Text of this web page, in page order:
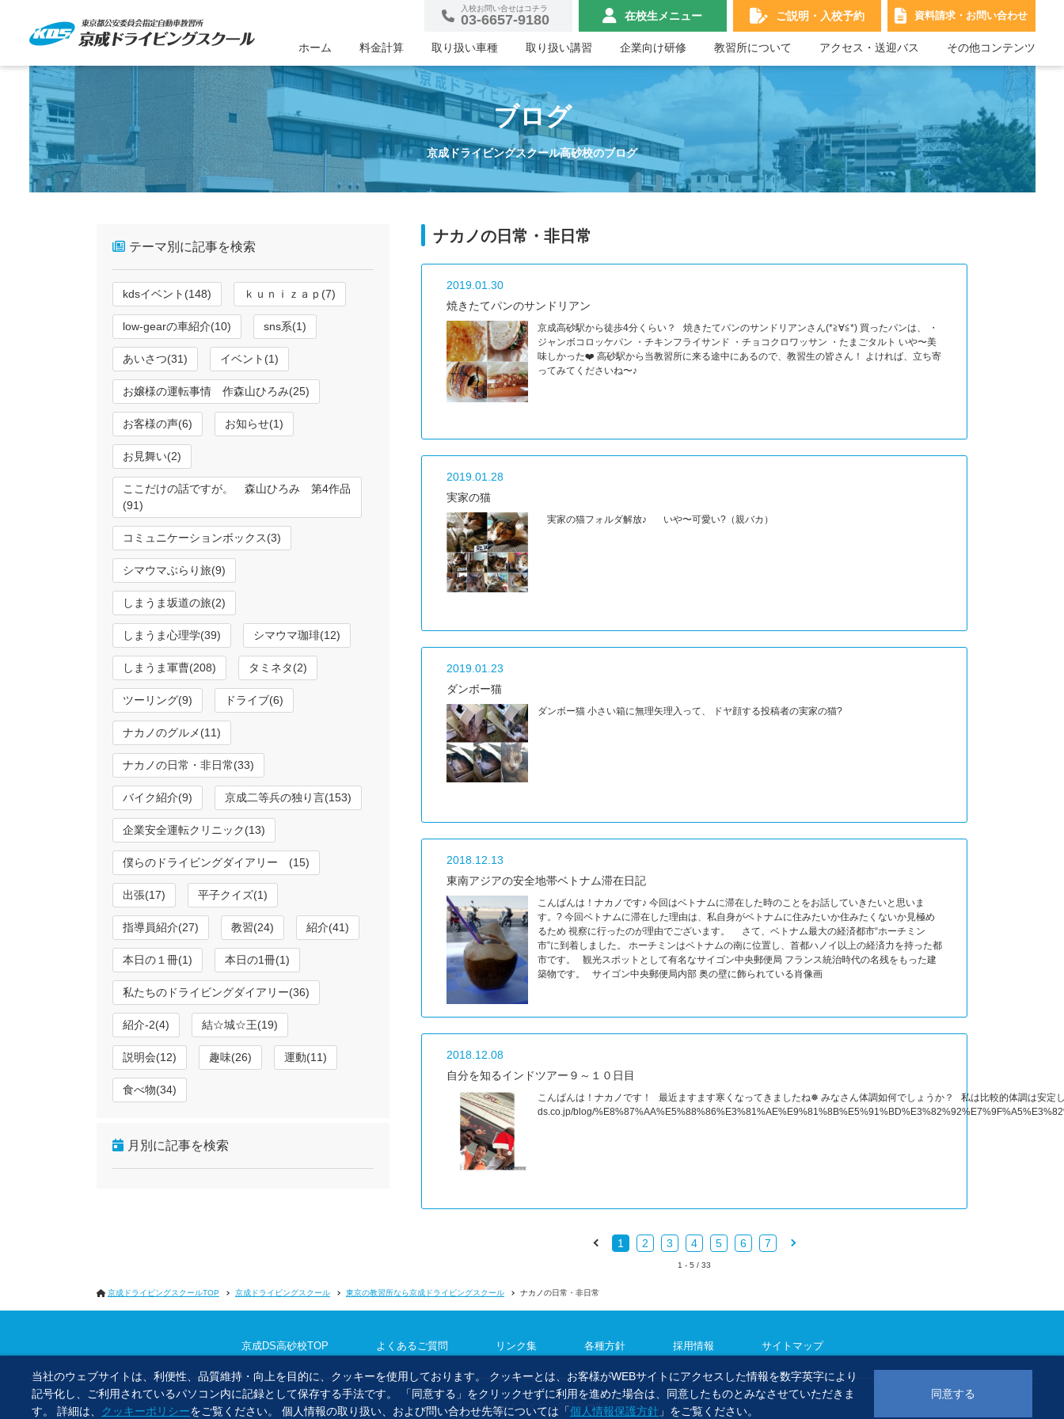
入校お問い合せはコチラ
03-6657-9180 在校生 メニュー ご説明・ 入校予約 資料請求・ お問い合わせ
ホーム 料金計算 取り扱い車種 取り扱い講習 企業向け研修 教習所について アクセス・送迎バス その他コンテンツ
ブログ
京成ドライビングスクール高砂校のブログ
ナカノの日常・非日常
2019.01.30
焼きたてパンのサンドリアン
京成高砂駅から徒歩4分くらい？ 焼きたてパンのサンドリアンさん(*≧∀≦*) 買ったパンは、 ・
ジャンボコロッケパン ・チキンフライサンド ・チョコクロワッサン ・たまごタルト いや〜美
味しかった❤️ 高砂駅から当教習所に来る途中にあるので、教習生の皆さん！ よければ、立ち寄
ってみてくださいね〜♪
2019.01.28
実家の猫
実家の猫フォルダ解放♪ いや〜可愛い?（親バカ）
2019.01.23
ダンボー猫
ダンボー猫 小さい箱に無理矢理入って、 ドヤ顔する投稿者の実家の猫?
2018.12.13
東南アジアの安全地帯ベトナム滞在日記
こんばんは！ナカノです♪ 今回はベトナムに滞在した時のことをお話していきたいと思いま
す。? 今回ベトナムに滞在した理由は、私自身がベトナムに住みたいか住みたくないか見極め
るため 視察に行ったのが理由でございます。 さて、ベトナム最大の経済都市“ホーチミン
市”に到着しました。 ホーチミンはベトナムの南に位置し、首都ハノイ以上の経済力を持った都
市です。 観光スポットとして有名なサイゴン中央郵便局 フランス統治時代の名残をもった建
築物です。 サイゴン中央郵便局内部 奥の壁に飾られている肖像画
2018.12.08
自分を知るインドツアー９～１０日目
こんばんは！ナカノです！ 最近ますます寒くなってきましたね❅ みなさん体調如何でしょうか？ 私は比較的体調は安
ds.co.jp/blog/
1 2 3 4 5 6 7
1 - 5 / 33
テーマ別に記事を検索
kdsイベント(148) ｋｕｎｉｚａｐ(7)
low-gearの車紹介(10) sns系(1)
あいさつ(31) イベント(1)
お嬢様の運転事情 作森山ひろみ(25)
お客様の声(6) お知らせ(1)
お見舞い(2)
ここだけの話ですが。 森山ひろみ 第4作品
(91)
コミュニケーションボックス(3)
シマウマぶらり旅(9)
しまうま坂道の旅(2)
しまうま心理学(39) シマウマ珈琲(12)
しまうま軍曹(208) タミネタ(2)
ツーリング(9) ドライブ(6)
ナカノのグルメ(11)
ナカノの日常・非日常(33)
バイク紹介(9) 京成二等兵の独り言(153)
企業安全運転クリニック(13)
僕らのドライビングダイアリー (15)
出張(17) 平子クイズ(1)
指導員紹介(27) 教習(24) 紹介(41)
本日の１冊(1) 本日の1冊(1)
私たちのドライビングダイアリー(36)
紹介-2(4) 結☆城☆王(19)
説明会(12) 趣味(26) 運動(11)
食べ物(34)
月別に記事を検索
京成ドライビングスクールTOP 京成ドライビングスクール 東京の教習所なら京成ドライビングスクール ナカノの日常・非日常
京成DS高砂校TOP よくあるご質問 リンク集 各種方針 採用情報 サイトマップ
©2023 京成ドライビングスクール.
当社のウェブサイトは、利便性、品質維持・向上を目的に、クッキーを使用しております。 クッキーとは、お客様がWEBサイトにアクセスした情報を数字英字により
記号化し、ご利用されているパソコン内に記録として保存する手法です。 「同意する」をクリックせずに利用を進めた場合は、同意したものとみなさせていただきま
す。 詳細は、
クッキーポリシーをご覧ください。 個人情報の取り扱い、および問い合わせ先等については「個人情報保護方針 」をご覧ください。
同意する